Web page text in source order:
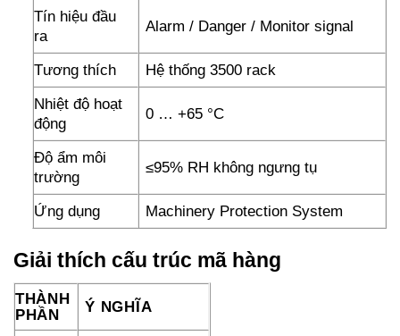
Tín hiệu đầu
ra
Alarm / Danger / Monitor signal
Tương thích
Hệ thống 3500 rack
Nhiệt độ hoạt
động
0 … +65 °C
Độ ẩm môi
trường
≤95% RH không ngưng tụ
Ứng dụng Machinery Protection System
Giải thích cấu trúc mã hàng
THÀNH
PHẦN
Ý NGHĨA